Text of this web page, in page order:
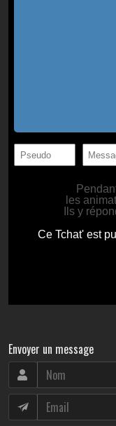
Envoyer un message